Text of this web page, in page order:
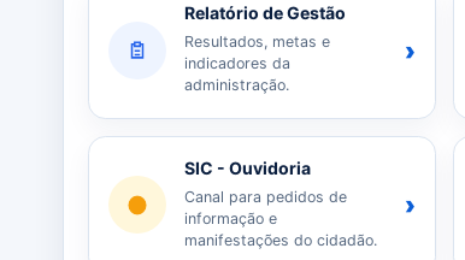
Relatório de Gestão
Resultados, metas e
indicadores da
administração.
›
SIC - Ouvidoria
Canal para pedidos de
informação e
manifestações do cidadão.
›